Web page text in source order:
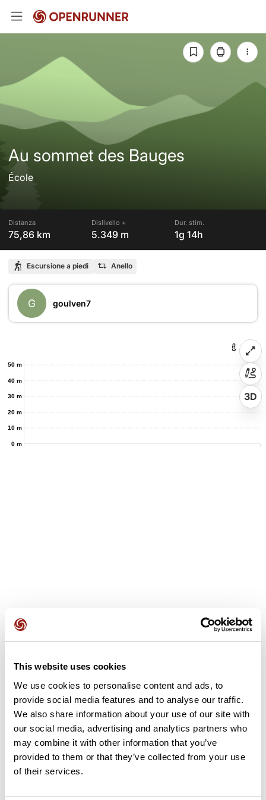
This website uses cookies
We use cookies to personalise content and ads, to
provide social media features and to analyse our traffic.
We also share information about your use of our site with
our social media, advertising and analytics partners who
may combine it with other information that you’ve
provided to them or that they’ve collected from your use
of their services.
Au sommet des Bauges
École
Distanza
75,86 km
Dislivello +
5.349 m
Dur. stim.
1g 14h
Escursione a piedi Anello
G goulven7
0 m
10 m
20 m
30 m
40 m
50 m
3D
L'hai già effettuato? Sii il primo a inviare una recensione!
Aggiungi una recensione
Riepilogo